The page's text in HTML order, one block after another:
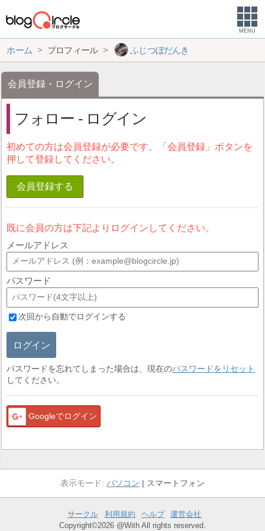
MENU
ホーム プロフィール ふじつぼだんき
会員登録・ログイン
フォロー - ログイン
初めての方は会員登録が必要です。「会員登録」ボタンを
押して登録してください。
会員登録する
既に会員の方は下記よりログインしてください。
メールアドレス
パスワード
次回から自動でログインする
ログイン
パスワードを忘れてしまった場合は、現在のパスワードをリセット
してください。
Googleでログイン
パソコン スマートフォン
サークル 利用規約 ヘルプ
運営会社
Copyright©2026 @With All rights reserved.